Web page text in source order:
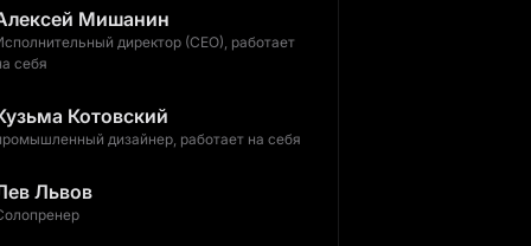
Мишанин
директор (CEO), работает
себя
Котовский
дизайнер, работает на себя
Львов